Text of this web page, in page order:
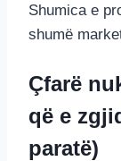
Shumica e
shumë
Çfarë
që e
paratë)